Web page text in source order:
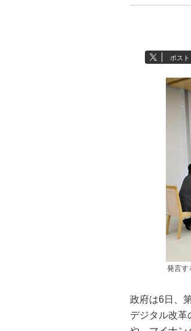
ポスト
発言す
政府は6日、
デジタル改革